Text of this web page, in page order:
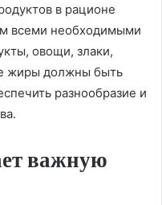
в рационе
всеми необходимыми
овощи, злаки,
жиры должны быть
разнообразие и
важную